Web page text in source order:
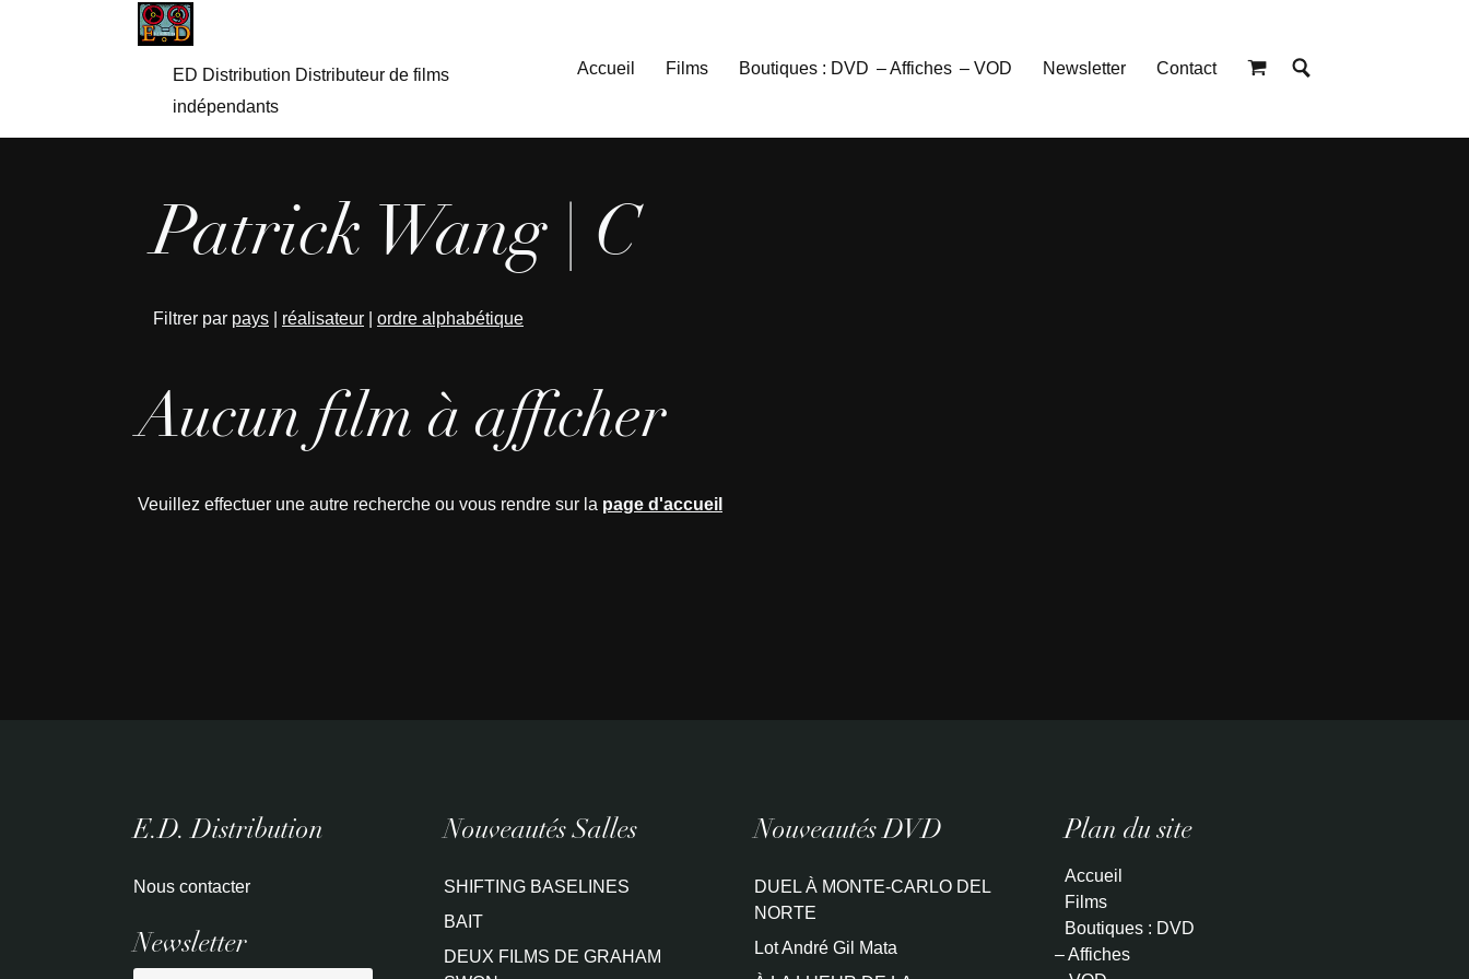
ED Distribution Distributeur de films
indépendants
Accueil Films Boutiques : DVD – Affiches – VOD Newsletter Contact
Patrick Wang | C
Filtrer par pays réalisateur ordre alphabétique
Aucun film à afficher
Veuillez effectuer une autre recherche ou vous rendre sur la page d'accueil
E.D. Distribution
Nous contacter
Newsletter
Nouveautés Salles
SHIFTING BASELINES
BAIT
DEUX FILMS DE GRAHAM
Nouveautés DVD
DUEL À MONTE-CARLO DEL
NORTE
Lot André Gil Mata
Plan du site
Accueil
Films
Boutiques : DVD
– Affiches